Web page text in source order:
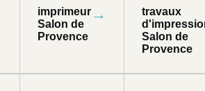
imprimeur
Salon de
Provence
→
travaux
Salon de
Provence